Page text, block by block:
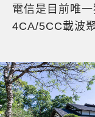
電信是目前唯
4CA/5CC載波